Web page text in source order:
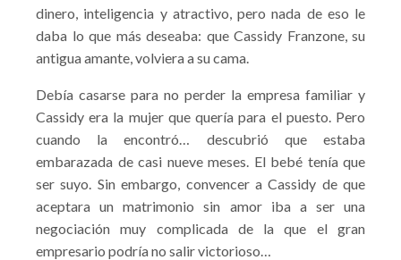
dinero, inteligencia y atractivo, pero nada de eso le
daba lo que más deseaba: que Cassidy Franzone, su
antigua amante, volviera a su cama.
Debía casarse para no perder la empresa familiar y
Cassidy era la mujer que quería para el puesto. Pero
cuando la encontró… descubrió que estaba
embarazada de casi nueve meses. El bebé tenía que
ser suyo. Sin embargo, convencer a Cassidy de que
aceptara un matrimonio sin amor iba a ser una
negociación muy complicada de la que el gran
empresario podría no salir victorioso…